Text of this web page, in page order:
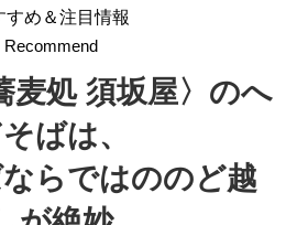
すめ＆注目情報
Recommend
麦処 須坂屋〉 のへ
ばは、
らではののど越